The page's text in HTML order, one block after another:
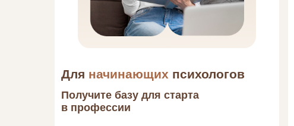
Для начинающих психологов
Получите базу для старта
в профессии